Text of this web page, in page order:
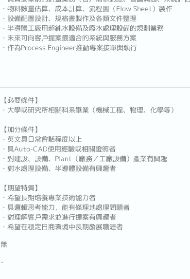
・物料數量估算、成本計算、流程圖（Flow Sheet）製作
・設備配置設計、規格書製作及各類文件整理
・半導體工廠用超純水設備及廢水處理設備的規劃業務
・未來可向客戶提案最適合的系統與服務方案
・作為Process Engineer推動專案接單與執行
【必要條件】
・大學或研究所相關科系畢業（機械工程、物理、化學等）
【加分條件】
・英文具日常會話程度以上
・具Auto-CAD使用經驗或相關證照者
・對建設、設備、Plant（廠務／工廠設備）產業有興趣
・對水處理設備、半導體設備有興趣者
【期望特質】
・希望長期培養專業技術能力者
・具邏輯思考能力，能有條理地處理問題者
・對理解客戶需求並進行提案有興趣者
・希望在穩定日商環境中長期發展職涯者
無
-